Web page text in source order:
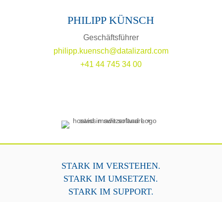
PHILIPP KÜNSCH
Geschäftsführer
philipp.kuensch@datalizard.com
+41 44 745 34 00
STARK IM VERSTEHEN.
STARK IM UMSETZEN.
STARK IM SUPPORT.